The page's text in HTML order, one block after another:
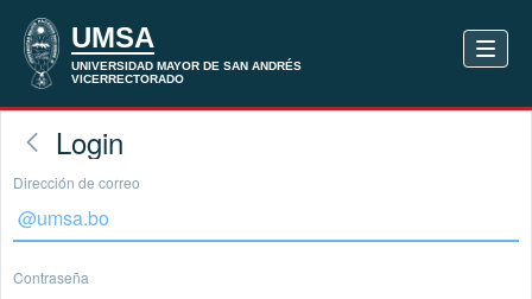
Login
Dirección de correo
Contraseña